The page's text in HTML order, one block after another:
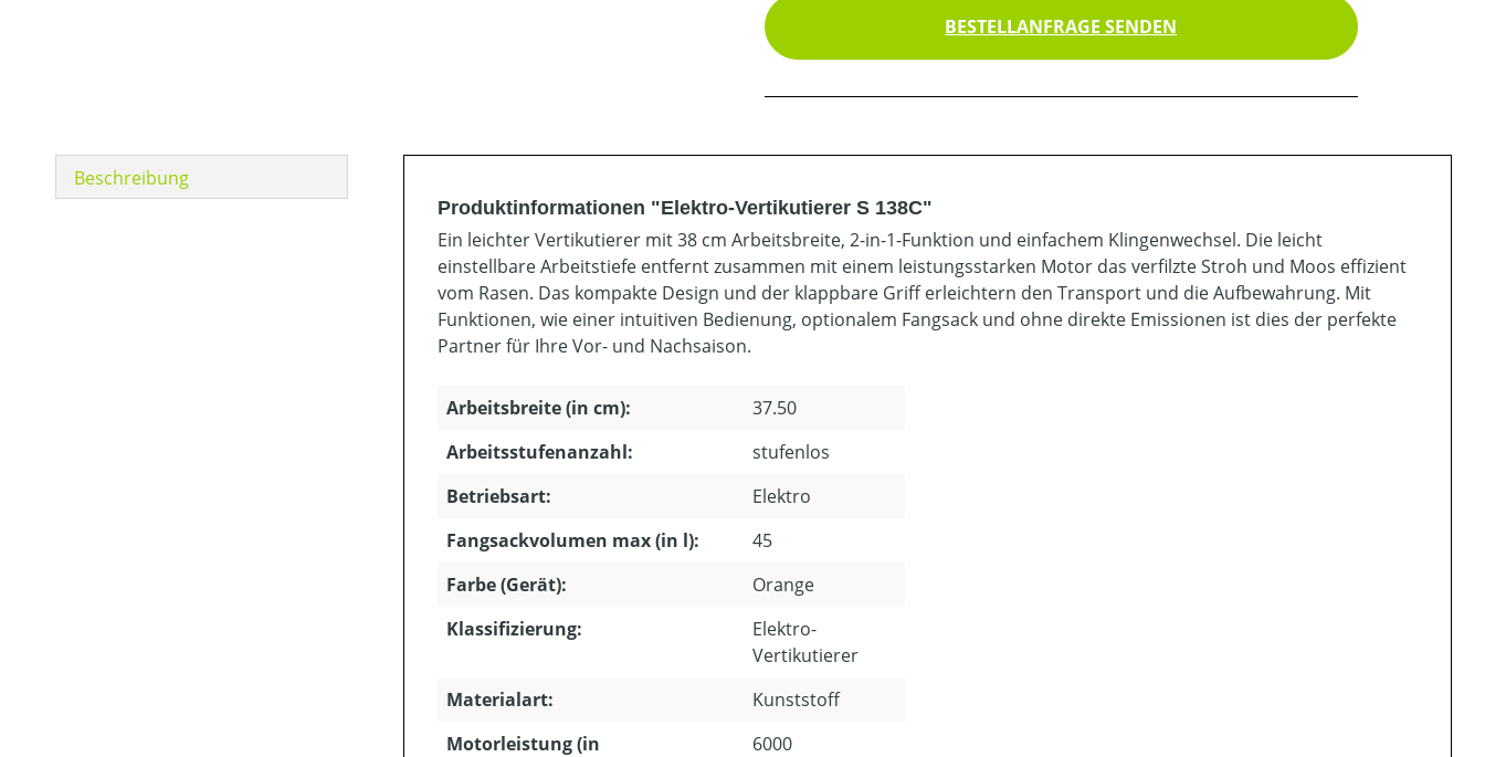
BESTELLANFRAGE SENDEN
Beschreibung
Produktinformationen "Elektro-Vertikutierer S 138C"
Ein leichter Vertikutierer mit 38 cm Arbeitsbreite, 2-in-1-Funktion und einfachem Klingenwechsel. Die leicht
einstellbare Arbeitstiefe entfernt zusammen mit einem leistungsstarken Motor das verfilzte Stroh und Moos effizient
vom Rasen. Das kompakte Design und der klappbare Griff erleichtern den Transport und die Aufbewahrung. Mit
Funktionen, wie einer intuitiven Bedienung, optionalem Fangsack und ohne direkte Emissionen ist dies der perfekte
Partner für Ihre Vor- und Nachsaison.
Arbeitsbreite (in cm):
37.50
Arbeitsstufenanzahl:
stufenlos
Betriebsart:
Elektro
Fangsackvolumen max (in l):
45
Farbe (Gerät):
Orange
Klassifizierung:
Elektro-
Vertikutierer
Materialart:
Kunststoff
Motorleistung (in
6000